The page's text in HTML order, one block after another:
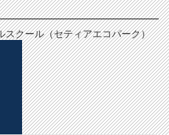
スクール（セティアエコパーク）